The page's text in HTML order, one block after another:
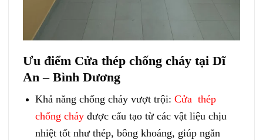
Ưu điểm Cửa thép chống cháy tại Dĩ
An – Bình Dương
Khả năng chống cháy vượt trội: Cửa thép
chống cháyđược cấu tạo từ các vật liệu chịu
nhiệt tốt như thép, bông khoáng, giúp ngăn